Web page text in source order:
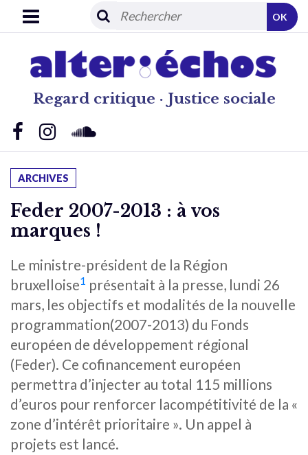
Regard critique · Justice sociale
OK
ARCHIVES
Feder 2007-2013 : à vos
marques !
Le ministre-président de la Région
bruxelloise1 présentait à la presse, lundi 26
mars, les objectifs et modalités de la nouvelle
programmation(2007-2013) du Fonds
européen de développement régional
(Feder). Ce cofinancement européen
permettra d’injecter au total 115 millions
d’euros pour renforcer lacompétitivité de la «
zone d’intérêt prioritaire ». Un appel à
projets est lancé.